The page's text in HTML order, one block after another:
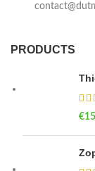
PRODUCTS
€15